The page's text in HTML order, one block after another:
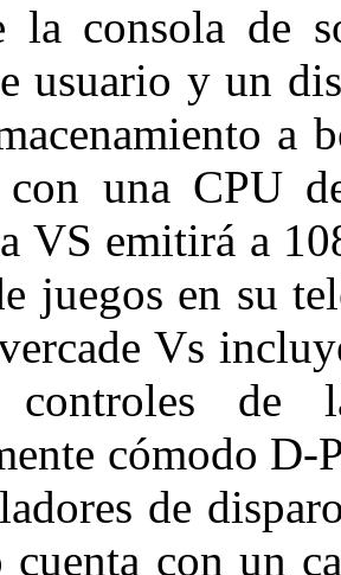
la consola de
usuario y un
a
con una CPU
VS emitirá a
juegos en su
Vs
controles
cómodo
de
cuenta con un